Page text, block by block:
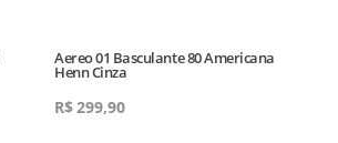
Aereo 01 Basculante 80 Americana
Henn Cinza
R$299,90